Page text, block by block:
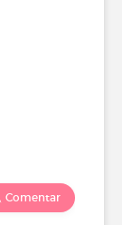
Comentar